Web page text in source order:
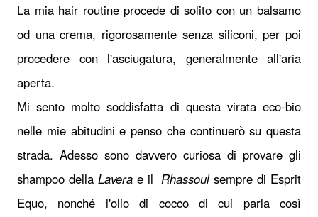
La mia hair routine procede di solito con un balsamo
od una crema, rigorosamente senza siliconi, per poi
procedere con l'asciugatura, generalmente all'aria
aperta.
Mi sento molto soddisfatta di questa virata eco-bio
nelle mie abitudini e penso che continuerò su questa
strada. Adesso sono davvero curiosa di provare gli
shampoo della Laverae il Rhassoulsempre di Esprit
Equo, nonché l'olio di cocco di cui parla così